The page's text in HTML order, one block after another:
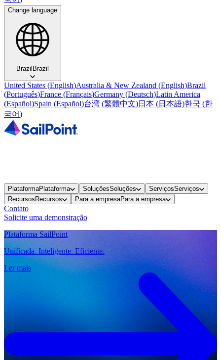
Change language
BrazilBrazil
United States (English)Australia & New Zealand (English)Brazil
(Português)France (Français)Germany (Deutsch)Latin America
(Español)Spain (Español)台湾 (繁體中文)日本 (日本語)한국 (한
국어)
PlataformaPlataforma SoluçõesSoluções ServiçosServiços
Recursos Recursos Para a empresaPara a empresa
Contato
Solicite uma demonstração
Plataforma SailPoint
Unificada. Inteligente. Eficiente.
Ler mais